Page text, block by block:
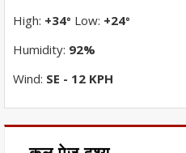
High: +34° Low: +24°
Humidity: 92%
Wind: SE - 12 KPH